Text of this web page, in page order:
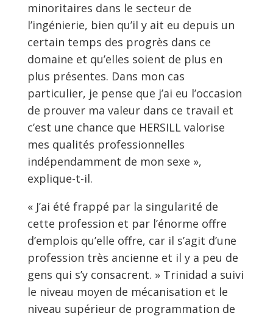
minoritaires dans le secteur de
l’ingénierie, bien qu’il y ait eu depuis un
certain temps des progrès dans ce
domaine et qu’elles soient de plus en
plus présentes. Dans mon cas
particulier, je pense que j’ai eu l’occasion
de prouver ma valeur dans ce travail et
c’est une chance que HERSILL valorise
mes qualités professionnelles
indépendamment de mon sexe »,
explique-t-il.
« J’ai été frappé par la singularité de
cette profession et par l’énorme offre
d’emplois qu’elle offre, car il s’agit d’une
profession très ancienne et il y a peu de
gens qui s’y consacrent. » Trinidad a suivi
le niveau moyen de mécanisation et le
niveau supérieur de programmation de